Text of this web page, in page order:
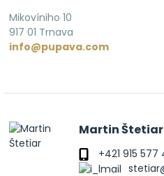
Mikovíniho 10
917 01 Trnava
info@pupava.com
Martin Štetiar
+421 915 577